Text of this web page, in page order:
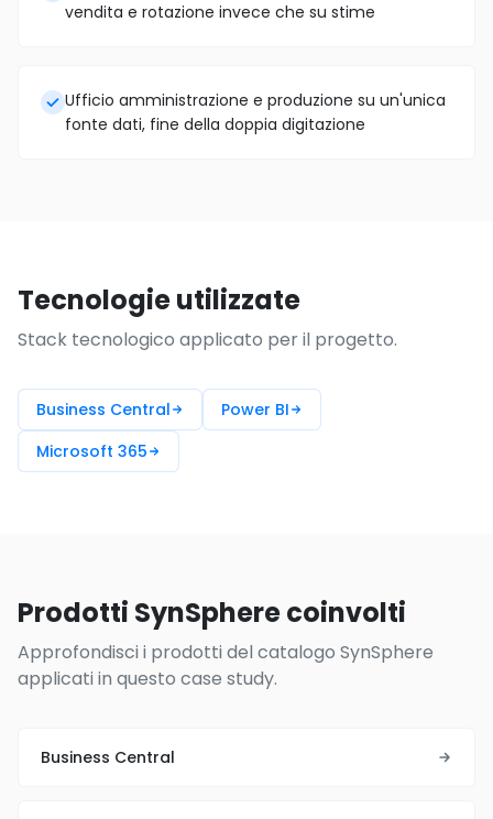
vendita e rotazione invece che su stime
Ufficio amministrazione e produzione su un'unica
fonte dati, fine della doppia digitazione
Tecnologie utilizzate
Stack tecnologico applicato per il progetto.
Business Central
Power BI
Microsoft 365
Prodotti SynSphere coinvolti
Approfondisci i prodotti del catalogo SynSphere
applicati in questo case study.
Business Central